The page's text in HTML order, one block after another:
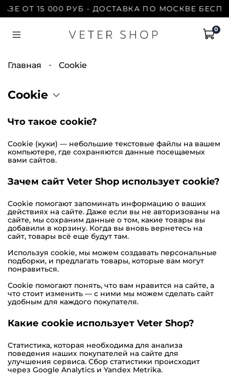
ОТ 15 000 РУБ - ДОСТАВКА ПО МОСКВЕ
0
Главная Cookie
Cookie
Что такое cookie?
Cookie (куки) — небольшие текстовые файлы на вашем
компьютере, где сохраняются данные посещаемых
вами сайтов.
Зачем сайт Veter Shop использует сookie?
Cookie помогают запоминать информацию о ваших
действиях на сайте. Даже если вы не авторизованы на
сайте, мы сохраним данные о том, какие товары вы
добавили в корзину. Когда вы вновь вернетесь на
сайт, товары всё еще будут там.
Используя cookie, мы можем создавать персональные
подборки, и предлагать товары, которые вам могут
понравиться.
Cookie помогают понять, что вам нравится на сайте, а
что стоит изменить — с ними мы можем сделать сайт
удобным для каждого покупателя.
Какие cookie использует Veter Shop?
Статистика, которая необходима для анализа
поведения наших покупателей на сайте для
улучшения сервиса. Сбор статистики происходит
через Google Analytics и Yandex Metrika.